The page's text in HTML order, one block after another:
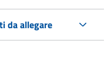
da allegare